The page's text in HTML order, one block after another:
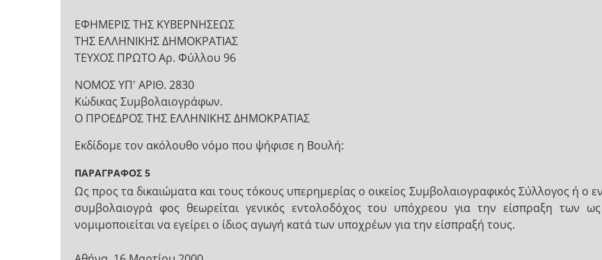
ΕΦΗΜΕΡΙΣ ΤΗΣ ΚΥΒΕΡΝΗΣΕΩΣ
ΤΗΣ ΕΛΛΗΝΙΚΗΣ ΔΗΜΟΚΡΑΤΙΑΣ
ΤΕΥΧΟΣ ΠΡΩΤΟ Αρ. Φύλλου 96
ΝΟΜΟΣ ΥΠ' ΑΡΙΘ. 2830
Κώδικας Συμβολαιογράφων.
Ο ΠΡΟΕΔΡΟΣ ΤΗΣ ΕΛΛΗΝΙΚΗΣ ΔΗΜΟΚΡΑΤΙΑΣ
Εκδίδομε τον ακόλουθο νόμο που ψήφισε η Βουλή:
ΠΑΡΑΓΡΑΦΟΣ 5
Ως προς τα δικαιώματα και τους τόκους υπερημερίας ο οικείος Συμβολαιογραφικός Σύλλογος ή ο
συμβολαιογρά­ φος θεωρείται γενικός εντολοδόχος του υπόχρεου για την είσπραξη των
νομιμοποιείται να εγείρει ο ίδιος αγωγή κατά των υποχρέων για την είσπραξή τους.